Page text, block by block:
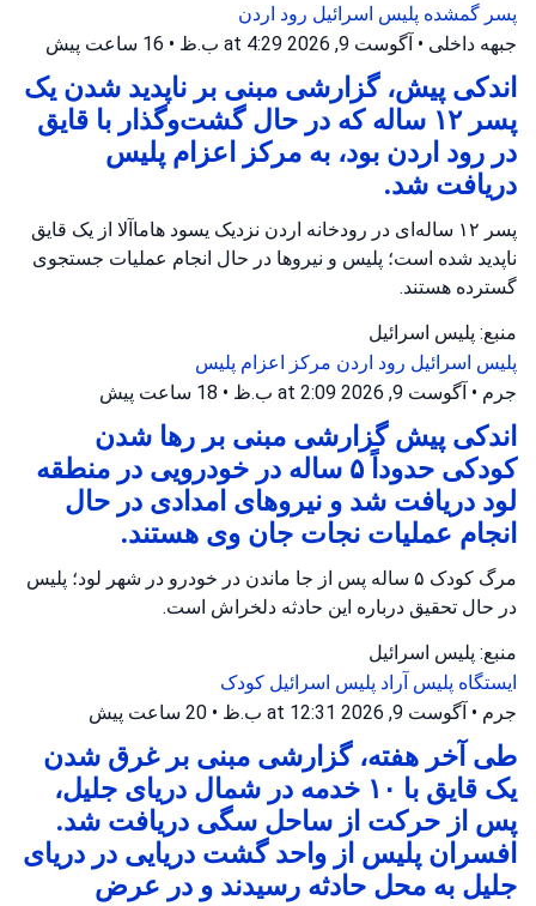
پسر گمشده پلیس اسرائیل رود اردن
جبهه داخلی • آگوست 9, 2026 at 4:29 ب.ظ • 16 ساعت پیش
اندکی پیش، گزارشی مبنی بر ناپدید شدن یک
پسر ۱۲ ساله که در حال گشت‌وگذار با قایق
در رود اردن بود، به مرکز اعزام پلیس
دریافت شد.
پسر ۱۲ ساله‌ای در رودخانه اردن نزدیک یسود هاماآلا از یک قایق
ناپدید شده است؛ پلیس و نیروها در حال انجام عملیات جستجوی
گسترده هستند.
منبع: پلیس اسرائیل
پلیس اسرائیل رود اردن مرکز اعزام پلیس
جرم • آگوست 9, 2026 at 2:09 ب.ظ • 18 ساعت پیش
اندکی پیش گزارشی مبنی بر رها شدن
کودکی حدوداً ۵ ساله در خودرویی در منطقه
لود دریافت شد و نیروهای امدادی در حال
انجام عملیات نجات جان وی هستند.
مرگ کودک ۵ ساله پس از جا ماندن در خودرو در شهر لود؛ پلیس
در حال تحقیق درباره این حادثه دلخراش است.
منبع: پلیس اسرائیل
ایستگاه پلیس آراد پلیس اسرائیل کودک
جرم • آگوست 9, 2026 at 12:31 ب.ظ • 20 ساعت پیش
طی آخر هفته، گزارشی مبنی بر غرق شدن
یک قایق با ۱۰ خدمه در شمال دریای جلیل،
پس از حرکت از ساحل سگی دریافت شد.
افسران پلیس از واحد گشت دریایی در دریای
جلیل به محل حادثه رسیدند و در عرض